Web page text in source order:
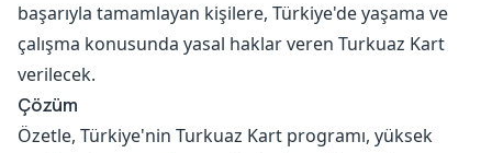
başarıyla tamamlayan kişilere, Türkiye'de yaşama ve
çalışma konusunda yasal haklar veren Turkuaz Kart
verilecek.
Çözüm
Özetle, Türkiye'nin Turkuaz Kart programı, yüksek